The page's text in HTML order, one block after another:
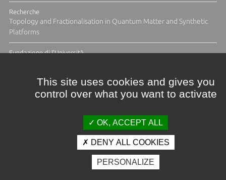
Recherche
Topology and Fractionalisation in Quantum Matter and Synthetic
Platforms
Fundazione di l'Università
Crédits et mentions légales
Espace presse
Photothèque
This site uses cookies and gives you
control over what you want to activate
OK, ACCEPT ALL
DENY ALL COOKIES
PERSONALIZE